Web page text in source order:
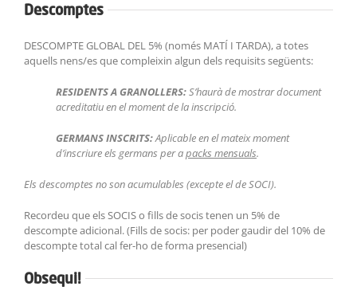
Descomptes
DESCOMPTE GLOBAL DEL 5% (només MATÍ I TARDA), a totes
aquells nens/es que compleixin algun dels requisits següents:
RESIDENTS A GRANOLLERS:S’haurà de mostrar document
acreditatiu en el moment de la inscripció.
GERMANS INSCRITS:Aplicable en el mateix moment
d’inscriure els germans per apacks mensuals.
Els descomptes no son acumulables (excepte el de SOCI).
Recordeu que els SOCIS o fills de socis tenen un 5% de
descompte adicional. (Fills de socis: per poder gaudir del 10% de
descompte total cal fer-ho de forma presencial)
Obsequi!